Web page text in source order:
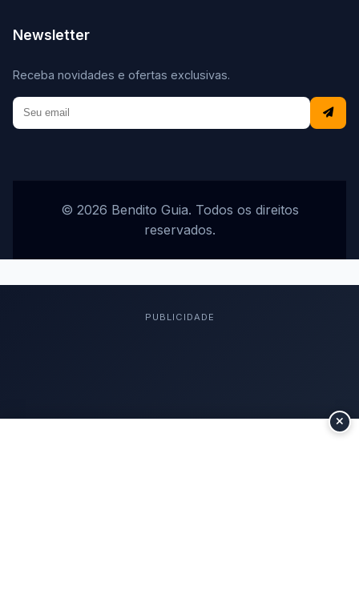
Newsletter
Receba novidades e ofertas exclusivas.
© 2026 Bendito Guia. Todos os direitos
reservados.